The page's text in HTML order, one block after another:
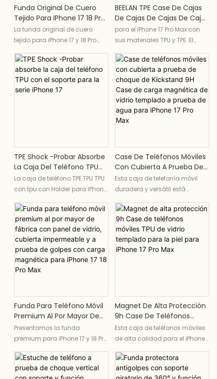
Funda Original De Cuero
Tejido Para IPhone 17 18 Pro
Max
La funda original de cuero
tejido para iPhone 17 y 18 Pro
funcionalidad gracias a su
material de cuero de primera
calidad y su intrincado diseño
tejido. Esta elegante y resistente
BEELAN TPE Case De Cajas
De Cajas De Cajas De Cajas
De Cajas De Ballestas TPU
TPU Para IPhone 17 Pro Max
para el iPhone 17 Pro Max con
sus materiales TPU y TPE. El
garantiza una durabilidad
adicional, mientras que las
fuertes salvaguardas de la
construcción contra gotas e
impactos accidentales
TPE Shock -Probar Absorbe
La Caja Del Teléfono TPU
Con El Soporte Para La Serie
IPhone 17
La caja de teléfono TPE TPU TPU
con tpu con Holder para iPhone
definitiva con su diseño a
prueba de choques y su
construcción de materiales
TPU. El soporte incorporado
agrega conveniencia para
una visualización de manos
libres y garantiza que su iPhone
momento
Case De Teléfonos Móviles
Con Cubierta A Prueba De
Choque De Kickstand 9H
Case De Carga Magnética
Prueba De Agua Para
IPhone 17 Pro Max
Esta caja de telefonía móvil
duradera y versátil está
para el iPhone 17 Pro Max, con
una parada de patada, una
cubierta a prueba de choques,
un panel de vidrio templado
helado impermeable y
finales, este caso es el
compañero perfecto para su
dispositivo de alta tecnología
Funda Para Teléfono Móvil
Premium Al Por Mayor De
Fábrica Con Panel De Vidrio,
Cubierta Impermeable Y A
Carga Magnética Para
IPhone 17 18 Pro Max
Presentamos la funda
premium para iPhone 17 y 18 Pro
Cuenta con un panel de vidrio
resistente, diseño impermeable
Magnet De Alta Protección
9h Case De Teléfonos
Móviles TPU De Vidrio
Templado Para La Piel Para
Esta caja de teléfonos móviles
de alta calidad para el iPhone
final con una combinación de
un protector de pantalla de